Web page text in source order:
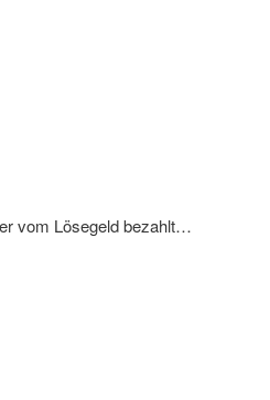
vom Lösegeld bezahlt…